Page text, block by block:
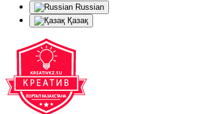
Russian
Қазақ